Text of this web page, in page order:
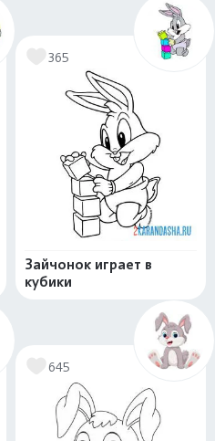
365
Зайчонок играет в
кубики
645